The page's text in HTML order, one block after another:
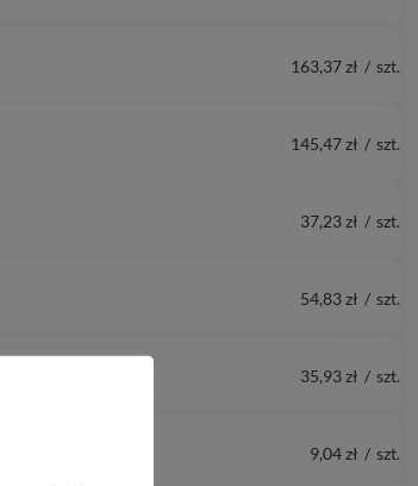
163,37 zł / szt.
145,47 zł / szt.
37,23 zł / szt.
54,83 zł / szt.
35,93 zł / szt.
9,04 zł / szt.